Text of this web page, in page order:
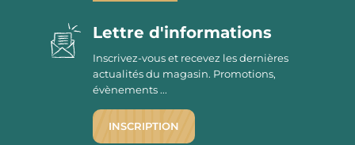
Lettre d'informations
Inscrivez-vous et recevez les dernières
actualités du magasin. Promotions,
évènements ...
INSCRIPTION